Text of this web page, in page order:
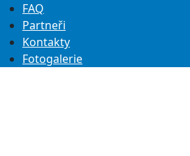
FAQ
Partneři
Kontakty
Fotogalerie